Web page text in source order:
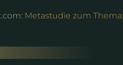
Metastudie zum